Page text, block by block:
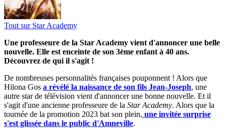
Tout sur Star Academy
Une professeure de la Star Academy vient d'annoncer une belle
nouvelle. Elle est enceinte de son 3ème enfant à 40 ans.
Découvrez de qui il s'agit !
De nombreuses personnalités françaises pouponnent ! Alors que
Hilona Gos a révélé la naissance de son fils Jean-Joseph, une
autre star de télévision vient d'annoncer une bonne nouvelle. Et il
s'agit d'une ancienne professeure de la Star Academy. Alors que la
tournée de la promotion 2023 bat son plein, une invitée surprise
s'est glissée dans le public d'Amneville.